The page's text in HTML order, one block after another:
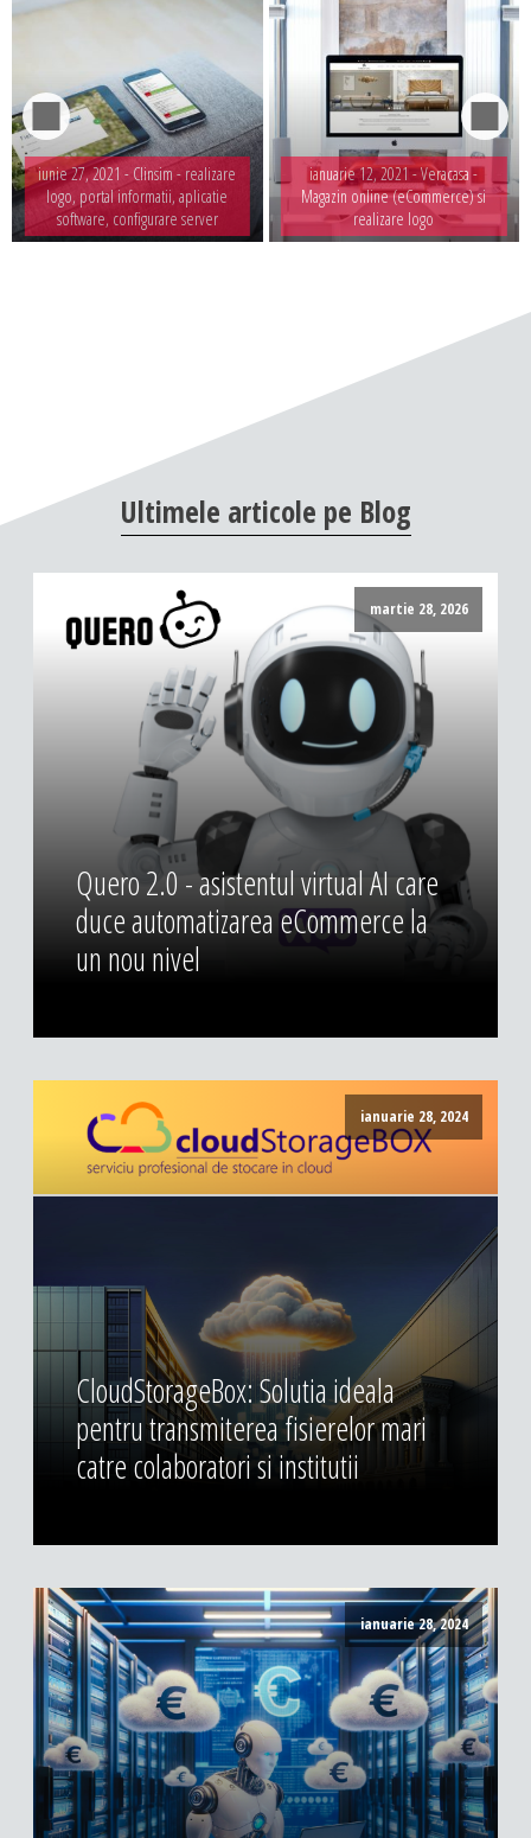
iunie 27, 2021 - Clinsim - realizare
logo, portal informatii, aplicatie
software, configurare server
ianuarie 12, 2021 -Veracasa -
Magazin online (eCommerce) si
realizare logo
Ultimele articole pe Blog
martie 28, 2026
Quero 2.0 - asistentul virtual AI care
duce automatizarea eCommerce la
un nou nivel
ianuarie 28, 2024
CloudStorageBox: Solutia ideala
pentru transmiterea fisierelor mari
catre colaboratori si institutii
ianuarie 28, 2024